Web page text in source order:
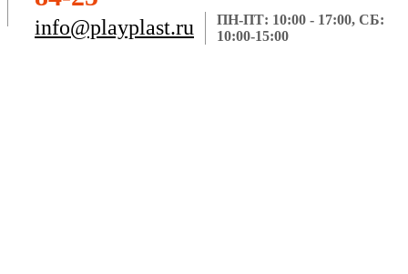
info@playplast.ru
ПН-ПТ: 10:00 - 17:00, СБ:
10:00-15:00